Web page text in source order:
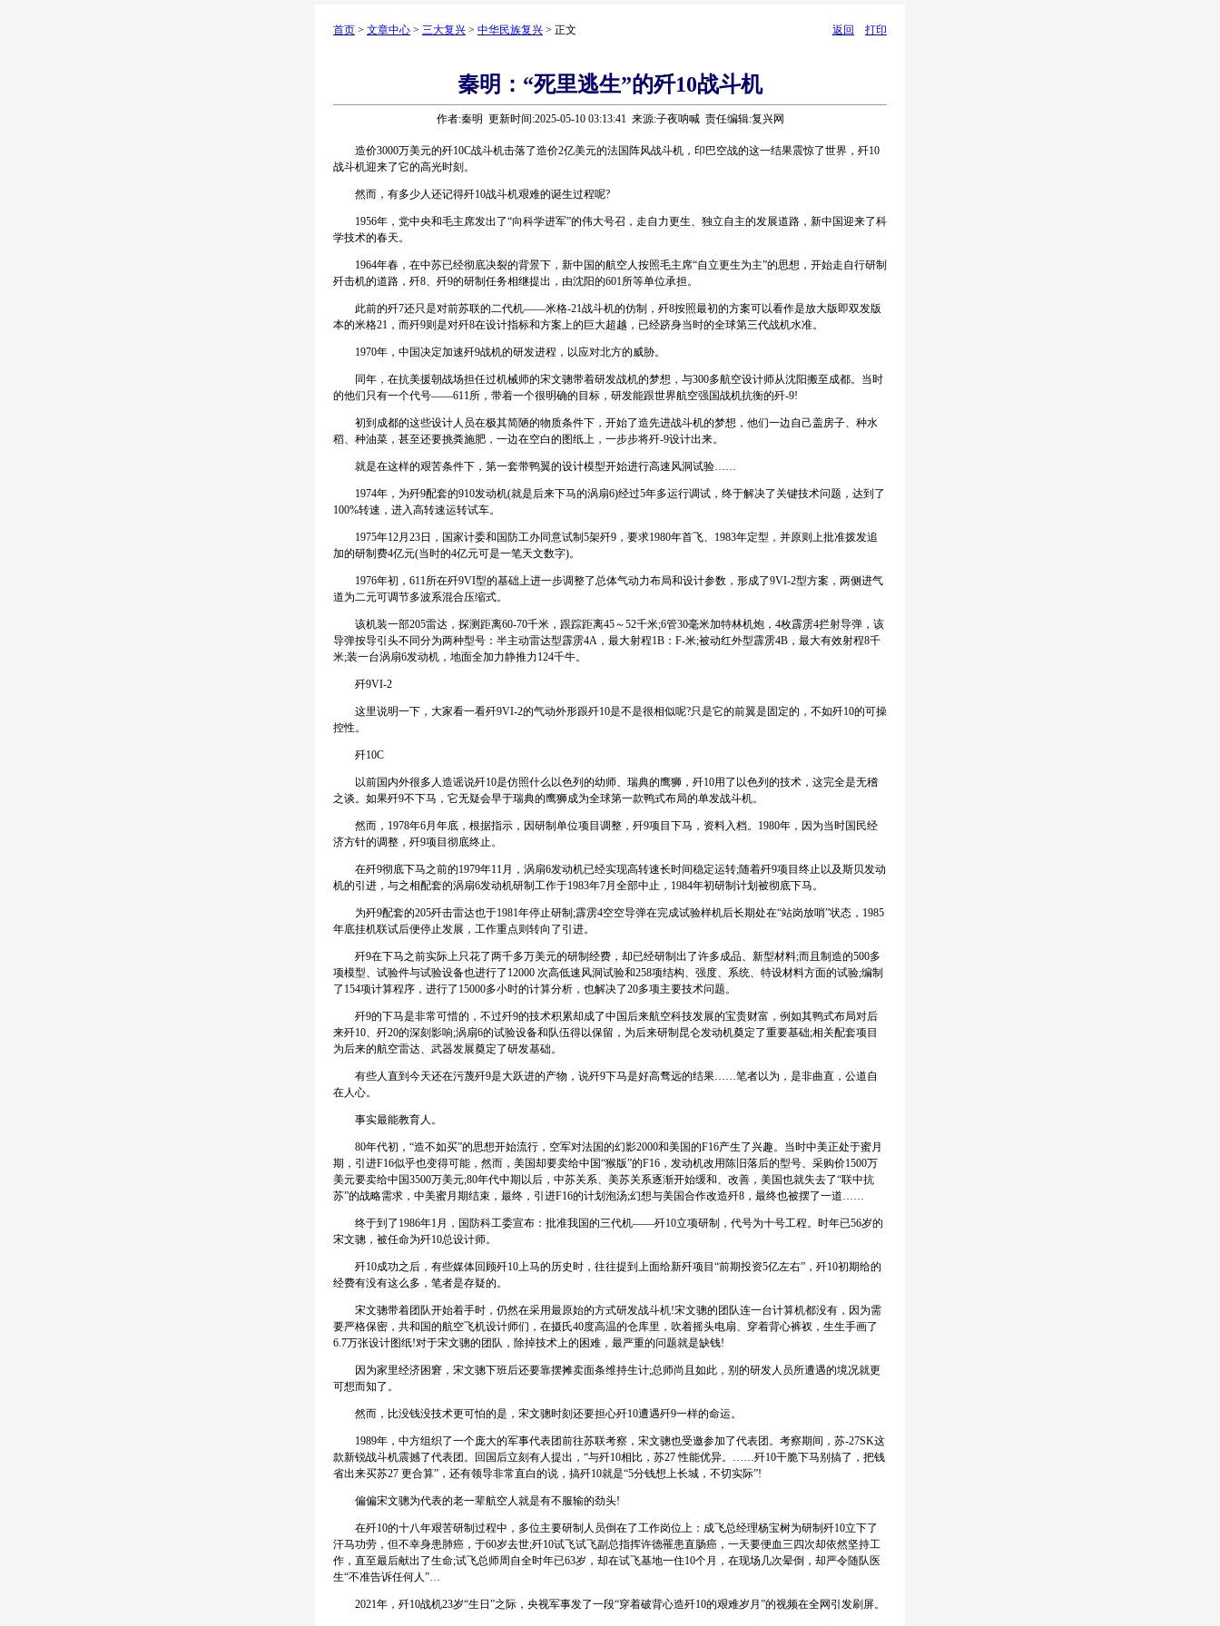
首页 > 文章中心 > 三大复兴 > 中华民族复兴 > 正文 返回 打印
秦明：“死里逃生”的歼10战斗机
作者:秦明 更新时间:2025-05-10 03:13:41 来源:子夜呐喊 责任编辑:复兴网
造价3000万美元的歼10C战斗机击落了造价2亿美元的法国阵风战斗机，印巴空战的这一结果震惊了世界，歼10
战斗机迎来了它的高光时刻。
然而，有多少人还记得歼10战斗机艰难的诞生过程呢?
1956年，党中央和毛主席发出了“向科学进军”的伟大号召，走自力更生、独立自主的发展道路，新中国迎来了科
学技术的春天。
1964年春，在中苏已经彻底决裂的背景下，新中国的航空人按照毛主席“自立更生为主”的思想，开始走自行研制
歼击机的道路，歼8、歼9的研制任务相继提出，由沈阳的601所等单位承担。
此前的歼7还只是对前苏联的二代机——米格-21战斗机的仿制，歼8按照最初的方案可以看作是放大版即双发版
本的米格21，而歼9则是对歼8在设计指标和方案上的巨大超越，已经跻身当时的全球第三代战机水准。
1970年，中国决定加速歼9战机的研发进程，以应对北方的威胁。
同年，在抗美援朝战场担任过机械师的宋文骢带着研发战机的梦想，与300多航空设计师从沈阳搬至成都。当时
的他们只有一个代号——611所，带着一个很明确的目标，研发能跟世界航空强国战机抗衡的歼-9!
初到成都的这些设计人员在极其简陋的物质条件下，开始了造先进战斗机的梦想，他们一边自己盖房子、种水
稻、种油菜，甚至还要挑粪施肥，一边在空白的图纸上，一步步将歼-9设计出来。
就是在这样的艰苦条件下，第一套带鸭翼的设计模型开始进行高速风洞试验……
1974年，为歼9配套的910发动机(就是后来下马的涡扇6)经过5年多运行调试，终于解决了关键技术问题，达到了
100%转速，进入高转速运转试车。
1975年12月23日，国家计委和国防工办同意试制5架歼9，要求1980年首飞、1983年定型，并原则上批准拨发追
加的研制费4亿元(当时的4亿元可是一笔天文数字)。
1976年初，611所在歼9VI型的基础上进一步调整了总体气动力布局和设计参数，形成了9VI-2型方案，两侧进气
道为二元可调节多波系混合压缩式。
该机装一部205雷达，探测距离60-70千米，跟踪距离45～52千米;6管30毫米加特林机炮，4枚霹雳4拦射导弹，该
导弹按导引头不同分为两种型号：半主动雷达型霹雳4A，最大射程1B：F-米;被动红外型霹雳4B，最大有效射程8千
米;装一台涡扇6发动机，地面全加力静推力124千牛。
歼9VI-2
这里说明一下，大家看一看歼9VI-2的气动外形跟歼10是不是很相似呢?只是它的前翼是固定的，不如歼10的可操
控性。
歼10C
以前国内外很多人造谣说歼10是仿照什么以色列的幼师、瑞典的鹰狮，歼10用了以色列的技术，这完全是无稽
之谈。如果歼9不下马，它无疑会早于瑞典的鹰狮成为全球第一款鸭式布局的单发战斗机。
然而，1978年6月年底，根据指示，因研制单位项目调整，歼9项目下马，资料入档。1980年，因为当时国民经
济方针的调整，歼9项目彻底终止。
在歼9彻底下马之前的1979年11月，涡扇6发动机已经实现高转速长时间稳定运转;随着歼9项目终止以及斯贝发动
机的引进，与之相配套的涡扇6发动机研制工作于1983年7月全部中止，1984年初研制计划被彻底下马。
为歼9配套的205歼击雷达也于1981年停止研制;霹雳4空空导弹在完成试验样机后长期处在“站岗放哨”状态，1985
年底挂机联试后便停止发展，工作重点则转向了引进。
歼9在下马之前实际上只花了两千多万美元的研制经费，却已经研制出了许多成品、新型材料;而且制造的500多
项模型、试验件与试验设备也进行了12000 次高低速风洞试验和258项结构、强度、系统、特设材料方面的试验;编制
了154项计算程序，进行了15000多小时的计算分析，也解决了20多项主要技术问题。
歼9的下马是非常可惜的，不过歼9的技术积累却成了中国后来航空科技发展的宝贵财富，例如其鸭式布局对后
来歼10、歼20的深刻影响;涡扇6的试验设备和队伍得以保留，为后来研制昆仑发动机奠定了重要基础;相关配套项目
为后来的航空雷达、武器发展奠定了研发基础。
有些人直到今天还在污蔑歼9是大跃进的产物，说歼9下马是好高骛远的结果……笔者以为，是非曲直，公道自
在人心。
事实最能教育人。
80年代初，“造不如买”的思想开始流行，空军对法国的幻影2000和美国的F16产生了兴趣。当时中美正处于蜜月
期，引进F16似乎也变得可能，然而，美国却要卖给中国“猴版”的F16，发动机改用陈旧落后的型号、采购价1500万
美元要卖给中国3500万美元;80年代中期以后，中苏关系、美苏关系逐渐开始缓和、改善，美国也就失去了“联中抗
苏”的战略需求，中美蜜月期结束，最终，引进F16的计划泡汤;幻想与美国合作改造歼8，最终也被摆了一道……
终于到了1986年1月，国防科工委宣布：批准我国的三代机——歼10立项研制，代号为十号工程。时年已56岁的
宋文骢，被任命为歼10总设计师。
歼10成功之后，有些媒体回顾歼10上马的历史时，往往提到上面给新歼项目“前期投资5亿左右”，歼10初期给的
经费有没有这么多，笔者是存疑的。
宋文骢带着团队开始着手时，仍然在采用最原始的方式研发战斗机!宋文骢的团队连一台计算机都没有，因为需
要严格保密，共和国的航空飞机设计师们，在摄氏40度高温的仓库里，吹着摇头电扇、穿着背心裤衩，生生手画了
6.7万张设计图纸!对于宋文骢的团队，除掉技术上的困难，最严重的问题就是缺钱!
因为家里经济困窘，宋文骢下班后还要靠摆摊卖面条维持生计;总师尚且如此，别的研发人员所遭遇的境况就更
可想而知了。
然而，比没钱没技术更可怕的是，宋文骢时刻还要担心歼10遭遇歼9一样的命运。
1989年，中方组织了一个庞大的军事代表团前往苏联考察，宋文骢也受邀参加了代表团。考察期间，苏-27SK这
款新锐战斗机震撼了代表团。回国后立刻有人提出，“与歼10相比，苏27 性能优异。……歼10干脆下马别搞了，把钱
省出来买苏27 更合算”，还有领导非常直白的说，搞歼10就是“5分钱想上长城，不切实际”!
偏偏宋文骢为代表的老一辈航空人就是有不服输的劲头!
在歼10的十八年艰苦研制过程中，多位主要研制人员倒在了工作岗位上：成飞总经理杨宝树为研制歼10立下了
汗马功劳，但不幸身患肺癌，于60岁去世;歼10试飞试飞副总指挥许德罹患直肠癌，一天要便血三四次却依然坚持工
作，直至最后献出了生命;试飞总师周自全时年已63岁，却在试飞基地一住10个月，在现场几次晕倒，却严令随队医
生“不准告诉任何人”…
2021年，歼10战机23岁“生日”之际，央视军事发了一段“穿着破背心造歼10的艰难岁月”的视频在全网引发刷屏。